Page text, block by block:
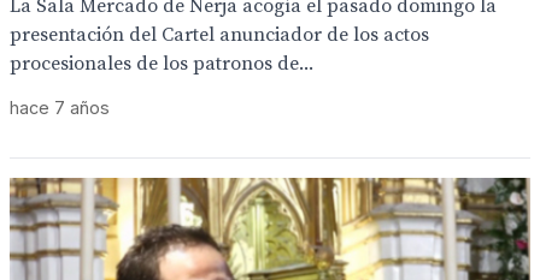
La Sala Mercado de Nerja acogía el pasado domingo la
presentación del Cartel anunciador de los actos
procesionales de los patronos de...
hace 7 años